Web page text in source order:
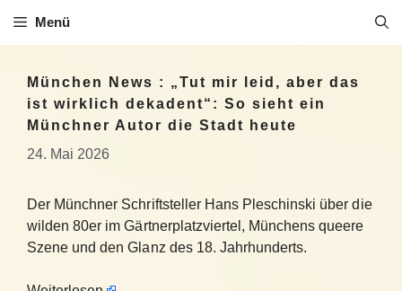
Inhalt
Menü
München News : „Tut mir leid, aber das
ist wirklich dekadent“: So sieht ein
Münchner Autor die Stadt heute
24. Mai 2026
Der Münchner Schriftsteller Hans Pleschinski über die
wilden 80er im Gärtnerplatzviertel, Münchens queere
Szene und den Glanz des 18. Jahrhunderts.